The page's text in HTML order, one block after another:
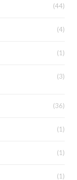
(44)
(4)
(1)
(3)
(36)
(1)
(1)
(1)